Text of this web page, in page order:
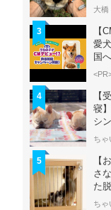
大橋
3
【
愛
国
4
【
寝
シ
ちゃ
5
【
さ
た
ちゃ